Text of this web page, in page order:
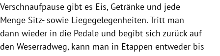
Verschnaufpause gibt es Eis, Getränke und jede
Menge Sitz- sowie Liegegelegenheiten. Tritt man
dann wieder in die Pedale und begibt sich zurück auf
den Weserradweg, kann man in Etappen entweder bis